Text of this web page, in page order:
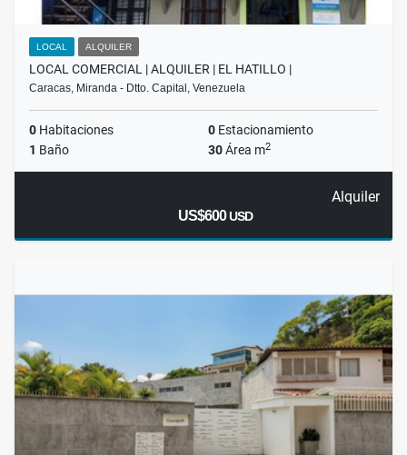
LOCAL ALQUILER
LOCAL COMERCIAL | ALQUILER | EL HATILLO |
Caracas, Miranda - Dtto. Capital, Venezuela
0 Habitaciones 0 Estacionamiento
1 Baño 30Área m2
Alquiler
US$600USD